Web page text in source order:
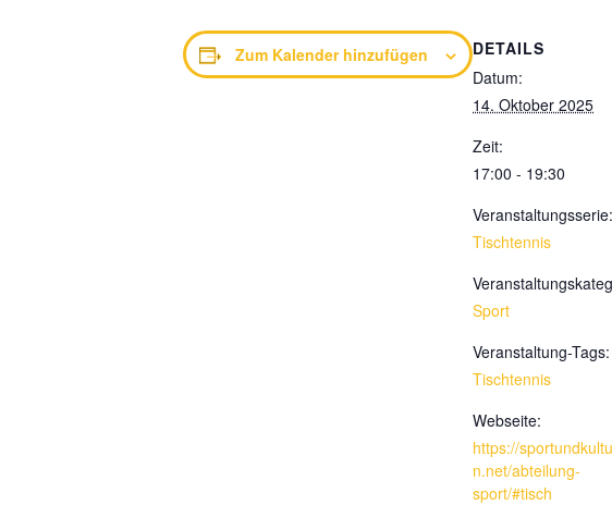
Zum Kalender hinzufügen
DETAILS
Datum:
14. Oktober 2025
Zeit:
17:00 - 19:30
Veranstaltungsserie:
Tischtennis
Sport
Veranstaltung-Tags:
Tischtennis
Webseite:
https://
n.net/abteilung-
sport/#tisch